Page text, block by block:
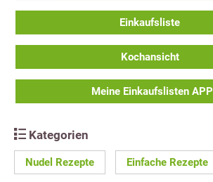
Einkaufsliste
Kochansicht
Meine Einkaufslisten APP
Kategorien
Nudel Rezepte Einfache Rezepte